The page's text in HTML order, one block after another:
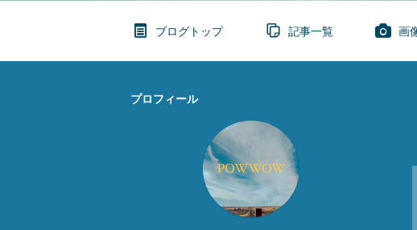
ブログトップ 記事一覧 画
プロフィール